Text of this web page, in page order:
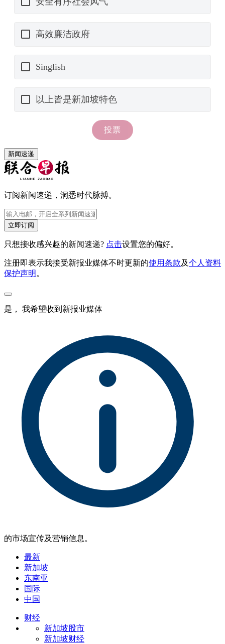
新闻速递
订阅新闻速递，洞悉时代脉搏。
立即订阅
只想接收感兴趣的新闻速递? 点击设置您的偏好。
注册即表示我接受新报业媒体不时更新的使用条款及个人资料
保护声明 。
是， 我希望收到新报业媒体
的市场宣传及营销信息。
最新
新加坡
东南亚
国际
中国
财经
新加坡股市
新加坡财经